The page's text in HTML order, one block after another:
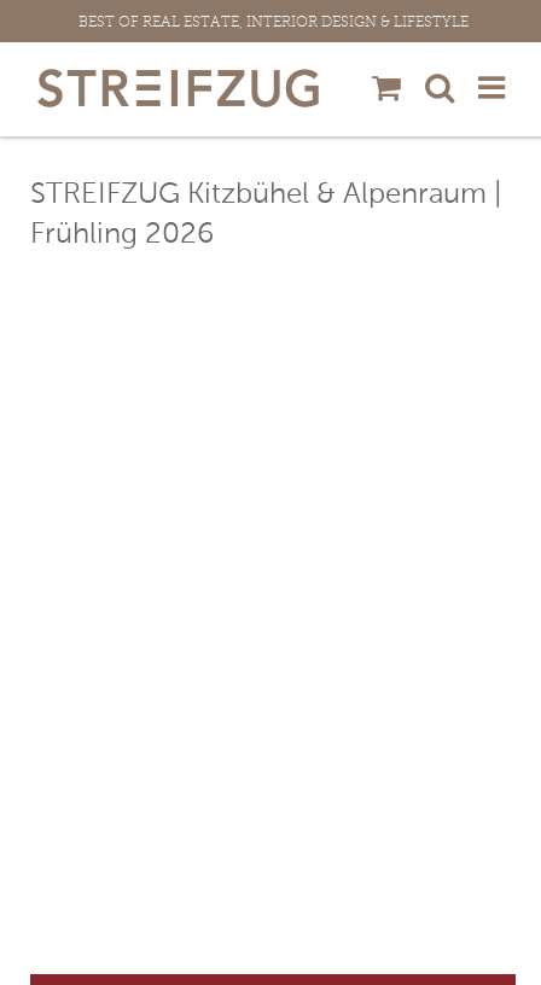
Inhalt
springen
BEST OF REAL ESTATE, INTERIOR DESIGN & LIFESTYLE
STREIFZUG Kitzbühel & Alpenraum |
Frühling 2026